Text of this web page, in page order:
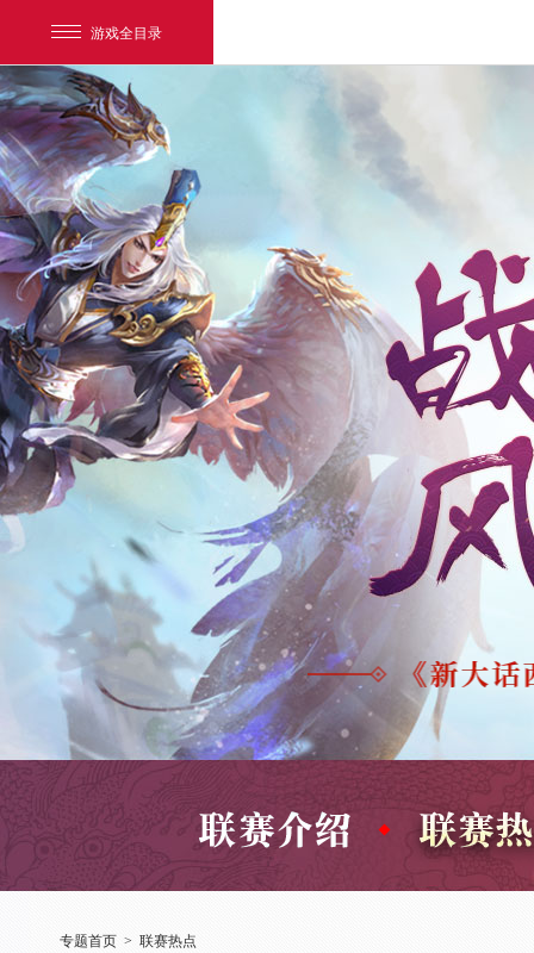
游戏全目录
网易游戏
游戏爱好者
我的足迹： 新大话3免费版
专题首页 > 联赛热点